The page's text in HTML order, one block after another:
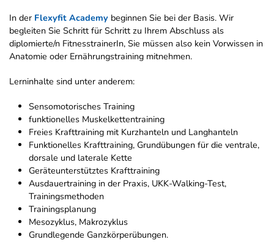
In der Flexyfit Academy beginnen Sie bei der Basis. Wir
begleiten Sie Schritt für Schritt zu Ihrem Abschluss als
diplomierte/n FitnesstrainerIn, Sie müssen also kein Vorwissen in
Anatomie oder Ernährungstraining mitnehmen.
Lerninhalte sind unter anderem:
Sensomotorisches Training
funktionelles Muskelkettentraining
Freies Krafttraining mit Kurzhanteln und Langhanteln
Funktionelles Krafttraining, Grundübungen für die ventrale,
dorsale und laterale Kette
Geräteunterstütztes Krafttraining
Ausdauertraining in der Praxis, UKK-Walking-Test,
Trainingsmethoden
Trainingsplanung
Mesozyklus, Makrozyklus
Grundlegende Ganzkörperübungen.